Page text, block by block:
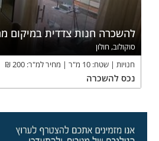
להשכרה חנות צדדית במיקום
סוקולוב, חולון
חנויות
שטח: 10 מ"ר מחיר למ"ר: 200
₪
נכס להשכרה